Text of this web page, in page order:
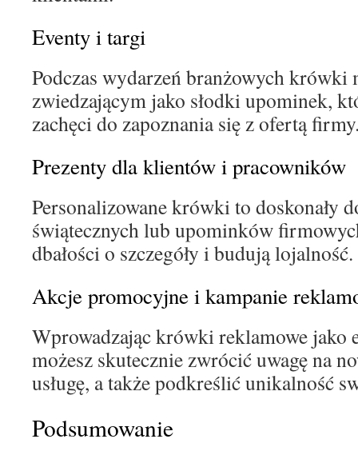
Eventy i targi
Podczas wydarzeń branżowych krówki
zwiedzającym jako słodki upominek,
zachęci do zapoznania się z ofertą
Prezenty dla klientów i pracowników
Personalizowane krówki to doskonały
świątecznych lub upominków
dbałości o szczegóły i budują lojalność.
Akcje promocyjne i kampanie
Wprowadzając krówki reklamowe jako
możesz skutecznie zwrócić uwagę na
usługę, a także podkreślić unikalność
Podsumowanie